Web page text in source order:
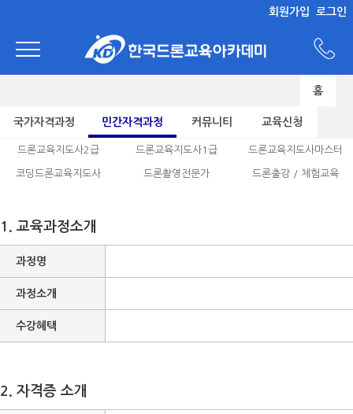
회원가입 로그인
홈
국가자격과정 민간자격과정 커뮤니티 교육신청
드론교육지도사2급 드론교육지도사1급 드론교육지도사마스터
코딩드론교육지도사 드론촬영전문가 드론출강 / 체험교육
1. 교육과정소개
과정명
과정소개
수강혜택
2. 자격증 소개